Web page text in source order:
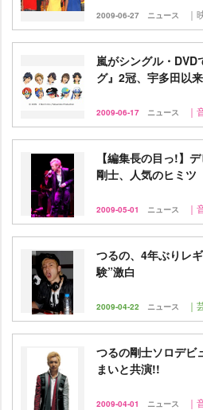
2009-06-27 ニュース ｜
嵐がシングル・
グ』2冠、宇多田以
2009-06-17 ニュース ｜
【編集長の目っ!】
剛士、人気のヒミツ
2009-05-01 ニュース ｜
つるの、4年ぶりレ
験”激白
2009-04-22 ニュース ｜
つるの剛士ソロデビ
まいと共演!!
2009-04-01 ニュース ｜